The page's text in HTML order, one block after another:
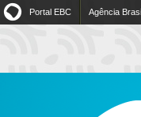
Portal EBC Agência